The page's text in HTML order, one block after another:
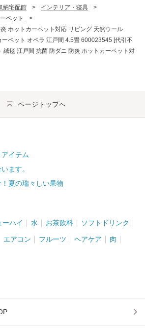
納宅配館 > インテリア・寝具
>
ペット
>
ホットカーペット対応 リビング 天然ウール
ペット オペラ 江戸間 4.5畳 600023545 [代引不
絨毯 江戸間 抗菌 防ダニ 防炎 ホットカーペット対
ページトップへ
イテム
ます。
夏の瑞々しい果物
ーハイ 水 お茶飲料 ソフトドリンク
エアコン フルーツ ヘアケア 肉